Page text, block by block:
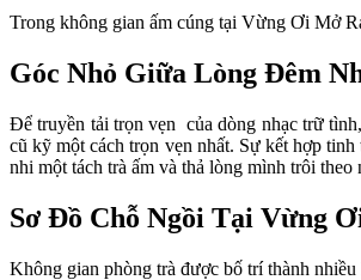
Trong không gian ấm cúng tại Vừng Ơi Mở
Góc Nhỏ Giữa Lòng Đêm
Để truyền tải trọn vẹn  của dòng nhạc trữ
cũ kỹ một cách trọn vẹn nhất. Sự kết hợp
nhi một tách trà ấm và thả lòng mình trôi
Sơ Đồ Chỗ Ngồi Tại Vừng
Không gian phòng trà được bố trí thành